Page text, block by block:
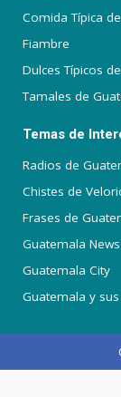
Comida Típica
Fiambre
Dulces Típicos
Tamales de
Temas de
Radios de
Chistes de
Frases de
Guatemala News
Guatemala City
Guatemala y